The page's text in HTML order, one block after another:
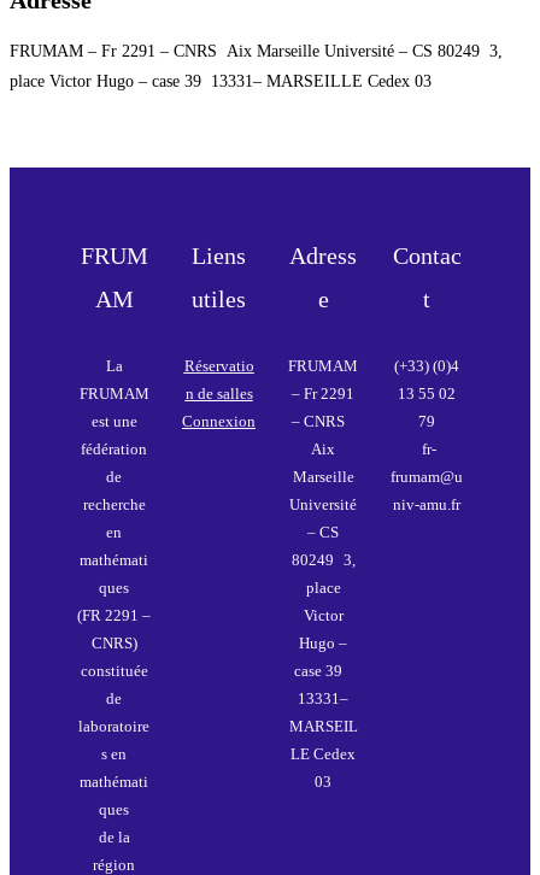
FRUMAM – Fr 2291 – CNRS Aix Marseille Université – CS 80249 3,
place Victor Hugo – case 39 13331– MARSEILLE Cedex 03
FRUM
AM
Liens
utiles
Adress
e
Contac
t
La
FRUMAM
est une
fédération
de
recherche
en
mathémati
ques
(FR 2291 –
CNRS)
constituée
de
laboratoire
s en
mathémati
ques
de la
région
Réservatio
n de salles
Connexion
FRUMAM
– Fr 2291
– CNRS
Aix
Marseille
Université
– CS
80249 3,
place
Victor
Hugo –
case 39
13331–
MARSEIL
LE Cedex
03
(+33) (0)4
13 55 02
79
fr-
frumam@u
niv-amu.fr